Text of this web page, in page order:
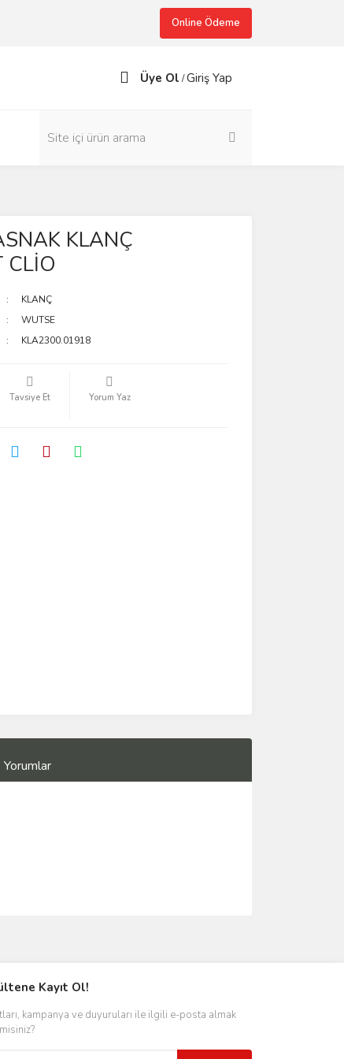
Online Ödeme
Üye Ol /Giriş Yap
KLANÇ
CLİO
KLANÇ
WUTSE
KLA2300.01918
Tavsiye Et Yorum Yaz
Yorumlar
Kayıt Ol!
kampanya ve duyuruları ile ilgili e-posta almak